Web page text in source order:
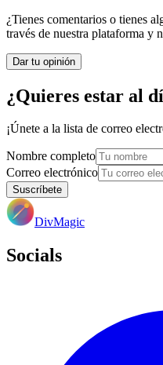
¿Tienes comentarios o tienes
través de nuestra plataforma y
Dar tu opinión
¿Quieres estar al
¡Únete a la lista de correo
Nombre completo
Correo electrónico
Suscríbete
DivMagic
Socials